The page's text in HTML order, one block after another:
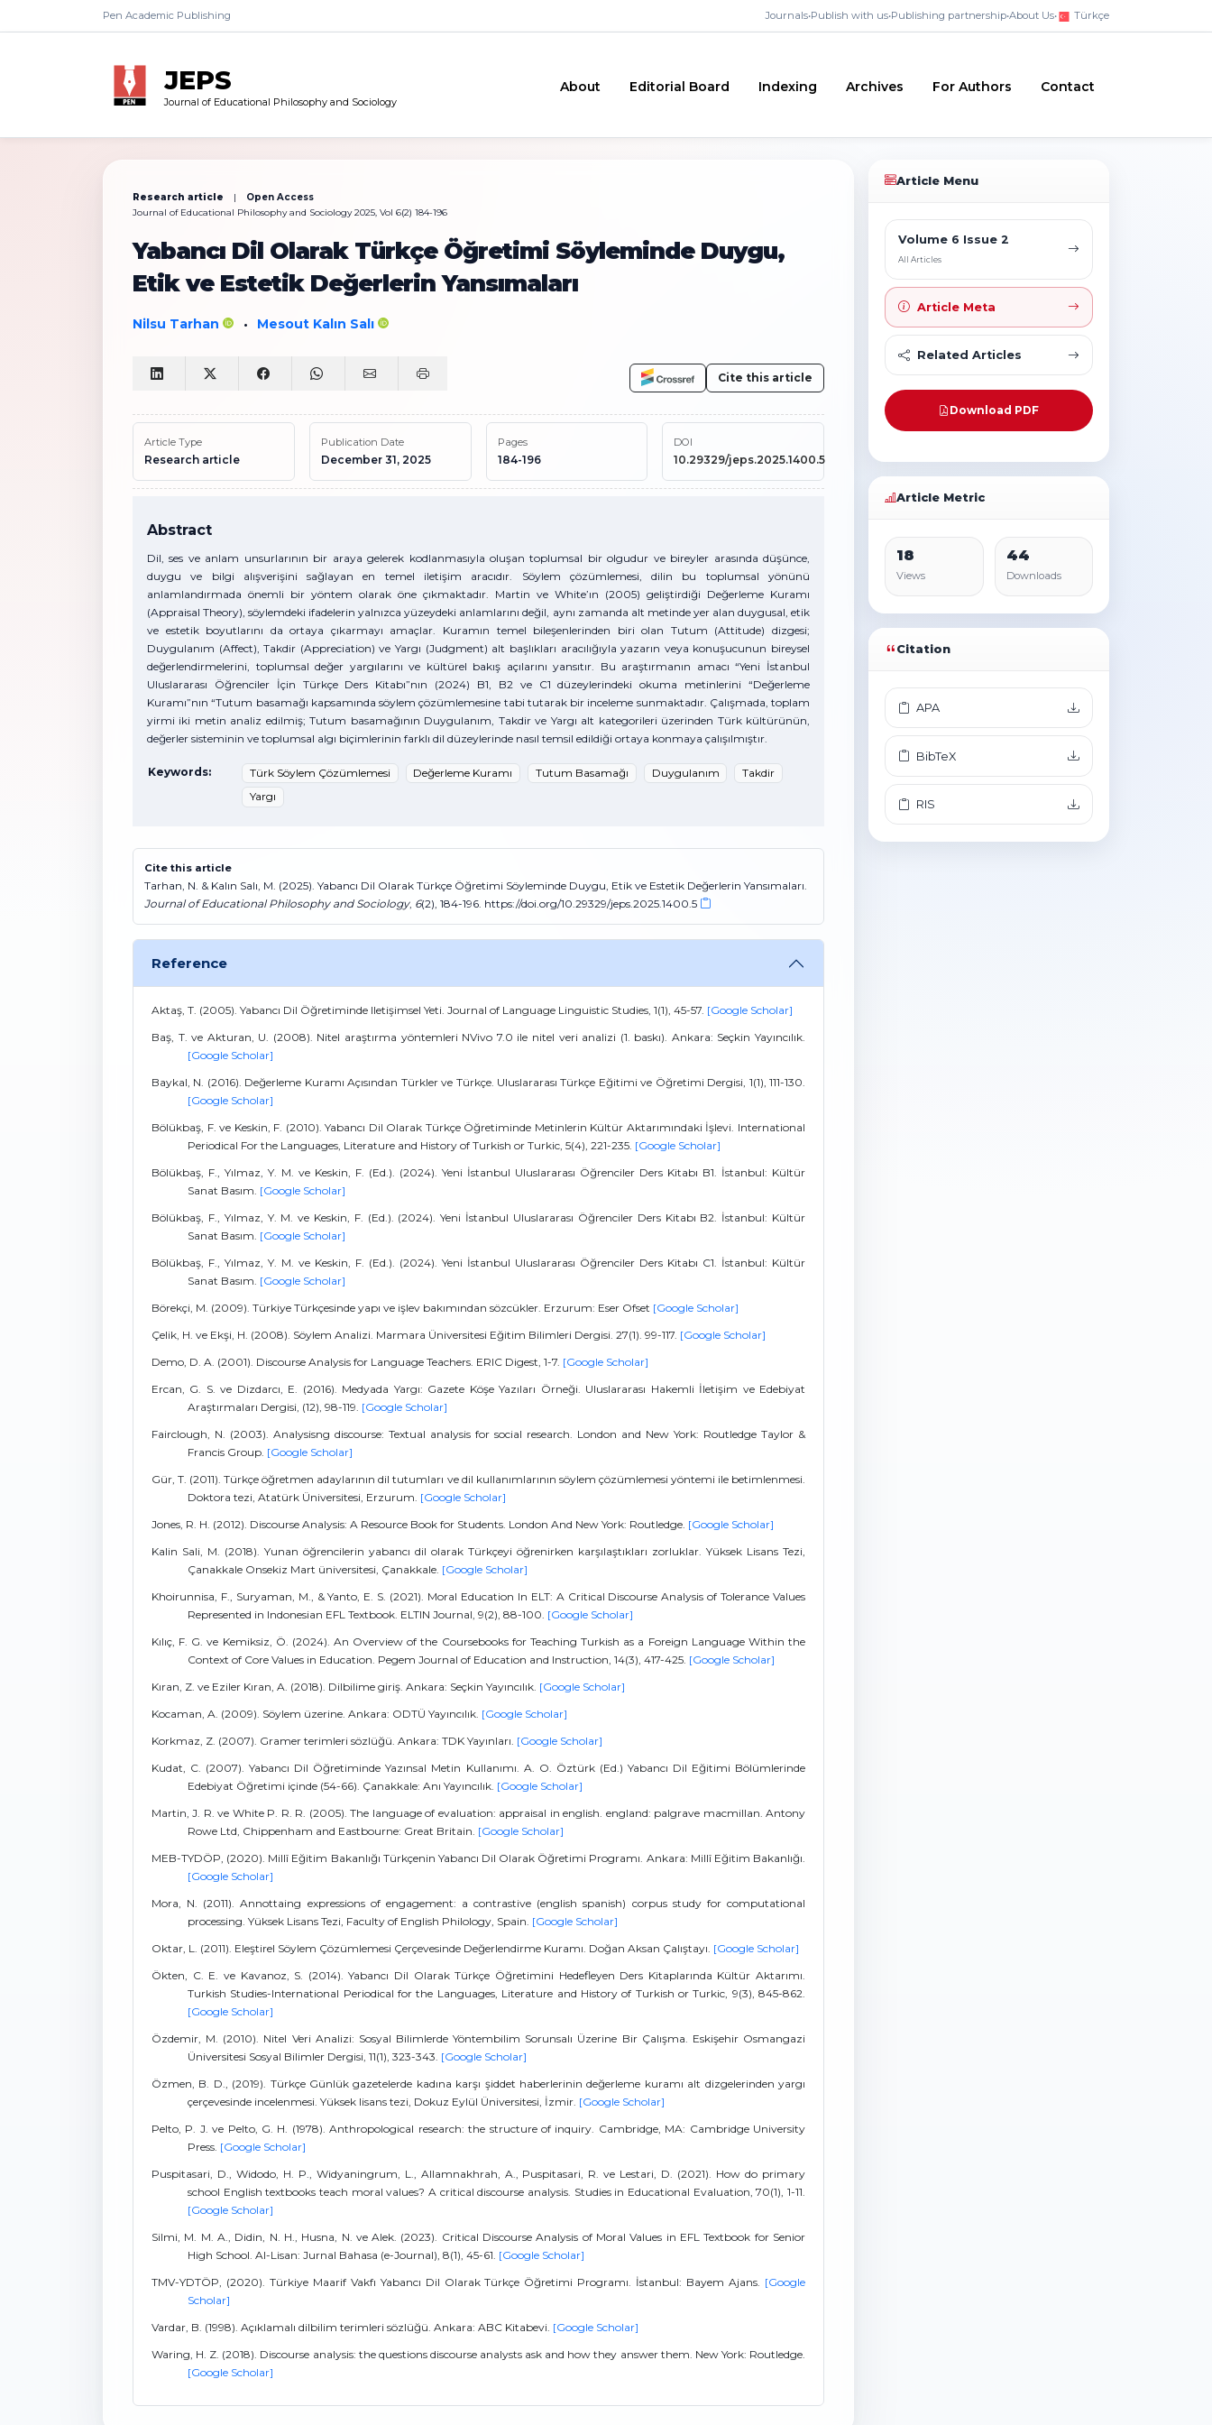
Pen Academic Publishing Journals•Publish with us•Publishing partnership•About Us• Türkçe
JEPS
Journal of Educational Philosophy and Sociology
About Editorial Board Indexing Archives For Authors Contact
Research article |
Open Access
Journal of Educational Philosophy and Sociology 2025, Vol 6(2) 184-196
Yabancı Dil Olarak Türkçe Öğretimi Söyleminde Duygu,
Etik ve Estetik Değerlerin Yansımaları
Nilsu Tarhan • Mesout Kalın Salı
Cite this article
Article Type
Research article
Publication Date
December 31, 2025
Pages
184-196
DOI
10.29329/jeps.2025.1400.5
Abstract
Dil, ses ve anlam unsurlarının bir araya gelerek kodlanmasıyla oluşan toplumsal bir olgudur ve bireyler arasında düşünce,
duygu ve bilgi alışverişini sağlayan en temel iletişim aracıdır. Söylem çözümlemesi, dilin bu toplumsal yönünü
anlamlandırmada önemli bir yöntem olarak öne çıkmaktadır. Martin ve White’ın (2005) geliştirdiği Değerleme Kuramı
(Appraisal Theory), söylemdeki ifadelerin yalnızca yüzeydeki anlamlarını değil, aynı zamanda alt metinde yer alan duygusal, etik
ve estetik boyutlarını da ortaya çıkarmayı amaçlar. Kuramın temel bileşenlerinden biri olan Tutum (Attitude) dizgesi;
Duygulanım (Affect), Takdir (Appreciation) ve Yargı (Judgment) alt başlıkları aracılığıyla yazarın veya konuşucunun bireysel
değerlendirmelerini, toplumsal değer yargılarını ve kültürel bakış açılarını yansıtır. Bu araştırmanın amacı “Yeni İstanbul
Uluslararası Öğrenciler İçin Türkçe Ders Kitabı”nın (2024) B1, B2 ve C1 düzeylerindeki okuma metinlerini “Değerleme
Kuramı”nın “Tutum basamağı kapsamında söylem çözümlemesine tabi tutarak bir inceleme sunmaktadır. Çalışmada, toplam
yirmi iki metin analiz edilmiş; Tutum basamağının Duygulanım, Takdir ve Yargı alt kategorileri üzerinden Türk kültürünün,
değerler sisteminin ve toplumsal algı biçimlerinin farklı dil düzeylerinde nasıl temsil edildiği ortaya konmaya çalışılmıştır.
Keywords: Türk Söylem Çözümlemesi Değerleme Kuramı Tutum Basamağı Duygulanım
Takdir
Yargı
Cite this article
Tarhan, N. & Kalın Salı, M. (2025). Yabancı Dil Olarak Türkçe Öğretimi Söyleminde Duygu, Etik ve Estetik Değerlerin Yansımaları.
Journal of Educational Philosophy and Sociology, 6(2), 184-196. https://doi.org/10.29329/jeps.2025.1400.5
Reference
Aktaş, T. (2005). Yabancı Dil Öğretiminde Iletişimsel Yeti. Journal of Language Linguistic Studies, 1(1), 45-57. [Google Scholar]
Baş, T. ve Akturan, U. (2008). Nitel araştırma yöntemleri NVivo 7.0 ile nitel veri analizi (1. baskı). Ankara: Seçkin Yayıncılık.
[Google Scholar]
Baykal, N. (2016). Değerleme Kuramı Açısından Türkler ve Türkçe. Uluslararası Türkçe Eğitimi ve Öğretimi Dergisi, 1(1), 111-130.
[Google Scholar]
Bölükbaş, F. ve Keskin, F. (2010). Yabancı Dil Olarak Türkçe Öğretiminde Metinlerin Kültür Aktarımındaki İşlevi. International
Periodical For the Languages, Literature and History of Turkish or Turkic, 5(4), 221-235. [Google Scholar]
Bölükbaş, F., Yılmaz, Y. M. ve Keskin, F. (Ed.). (2024). Yeni İstanbul Uluslararası Öğrenciler Ders Kitabı B1. İstanbul: Kültür
Sanat Basım. [Google Scholar]
Bölükbaş, F., Yılmaz, Y. M. ve Keskin, F. (Ed.). (2024). Yeni İstanbul Uluslararası Öğrenciler Ders Kitabı B2. İstanbul: Kültür
Sanat Basım. [Google Scholar]
Bölükbaş, F., Yılmaz, Y. M. ve Keskin, F. (Ed.). (2024). Yeni İstanbul Uluslararası Öğrenciler Ders Kitabı C1. İstanbul: Kültür
Sanat Basım. [Google Scholar]
Börekçi, M. (2009). Türkiye Türkçesinde yapı ve işlev bakımından sözcükler. Erzurum: Eser Ofset [Google Scholar]
Çelik, H. ve Ekşi, H. (2008). Söylem Analizi. Marmara Üniversitesi Eğitim Bilimleri Dergisi. 27(1). 99-117. [Google Scholar]
Demo, D. A. (2001). Discourse Analysis for Language Teachers. ERIC Digest, 1-7. [Google Scholar]
Ercan, G. S. ve Dizdarcı, E. (2016). Medyada Yargı: Gazete Köşe Yazıları Örneği. Uluslararası Hakemli İletişim ve Edebiyat
Araştırmaları Dergisi, (12), 98-119. [Google Scholar]
Fairclough, N. (2003). Analysisng discourse: Textual analysis for social research. London and New York: Routledge Taylor &
Francis Group. [Google Scholar]
Gür, T. (2011). Türkçe öğretmen adaylarının dil tutumları ve dil kullanımlarının söylem çözümlemesi yöntemi ile betimlenmesi.
Doktora tezi, Atatürk Üniversitesi, Erzurum. [Google Scholar]
Jones, R. H. (2012). Discourse Analysis: A Resource Book for Students. London And New York: Routledge. [Google Scholar]
Kalin Sali, M. (2018). Yunan öğrencilerin yabancı dil olarak Türkçeyi öğrenirken karşılaştıkları zorluklar. Yüksek Lisans Tezi,
Çanakkale Onsekiz Mart üniversitesi, Çanakkale. [Google Scholar]
Khoirunnisa, F., Suryaman, M., & Yanto, E. S. (2021). Moral Education In ELT: A Critical Discourse Analysis of Tolerance Values
Represented in Indonesian EFL Textbook. ELTIN Journal, 9(2), 88-100. [Google Scholar]
Kılıç, F. G. ve Kemiksiz, Ö. (2024). An Overview of the Coursebooks for Teaching Turkish as a Foreign Language Within the
Context of Core Values in Education. Pegem Journal of Education and Instruction, 14(3), 417-425. [Google Scholar]
Kıran, Z. ve Eziler Kıran, A. (2018). Dilbilime giriş. Ankara: Seçkin Yayıncılık. [Google Scholar]
Kocaman, A. (2009). Söylem üzerine. Ankara: ODTÜ Yayıncılık. [Google Scholar]
Korkmaz, Z. (2007). Gramer terimleri sözlüğü. Ankara: TDK Yayınları. [Google Scholar]
Kudat, C. (2007). Yabancı Dil Öğretiminde Yazınsal Metin Kullanımı. A. O. Öztürk (Ed.) Yabancı Dil Eğitimi Bölümlerinde
Edebiyat Öğretimi içinde (54-66). Çanakkale: Anı Yayıncılık. [Google Scholar]
Martin, J. R. ve White P. R. R. (2005). The language of evaluation: appraisal in english. england: palgrave macmillan. Antony
Rowe Ltd, Chippenham and Eastbourne: Great Britain. [Google Scholar]
MEB-TYDÖP, (2020). Millî Eğitim Bakanlığı Türkçenin Yabancı Dil Olarak Öğretimi Programı. Ankara: Millî Eğitim Bakanlığı.
[Google Scholar]
Mora, N. (2011). Annottaing expressions of engagement: a contrastive (english spanish) corpus study for computational
processing. Yüksek Lisans Tezi, Faculty of English Philology, Spain. [Google Scholar]
Oktar, L. (2011). Eleştirel Söylem Çözümlemesi Çerçevesinde Değerlendirme Kuramı. Doğan Aksan Çalıştayı. [Google Scholar]
Ökten, C. E. ve Kavanoz, S. (2014). Yabancı Dil Olarak Türkçe Öğretimini Hedefleyen Ders Kitaplarında Kültür Aktarımı.
Turkish Studies-International Periodical for the Languages, Literature and History of Turkish or Turkic, 9(3), 845-862.
[Google Scholar]
Özdemir, M. (2010). Nitel Veri Analizi: Sosyal Bilimlerde Yöntembilim Sorunsalı Üzerine Bir Çalışma. Eskişehir Osmangazi
Üniversitesi Sosyal Bilimler Dergisi, 11(1), 323-343. [Google Scholar]
Özmen, B. D., (2019). Türkçe Günlük gazetelerde kadına karşı şiddet haberlerinin değerleme kuramı alt dizgelerinden yargı
çerçevesinde incelenmesi. Yüksek lisans tezi, Dokuz Eylül Üniversitesi, İzmir. [Google Scholar]
Pelto, P. J. ve Pelto, G. H. (1978). Anthropological research: the structure of inquiry. Cambridge, MA: Cambridge University
Press. [Google Scholar]
Puspitasari, D., Widodo, H. P., Widyaningrum, L., Allamnakhrah, A., Puspitasari, R. ve Lestari, D. (2021). How do primary
school English textbooks teach moral values? A critical discourse analysis. Studies in Educational Evaluation, 70(1), 1-11.
[Google Scholar]
Silmi, M. M. A., Didin, N. H., Husna, N. ve Alek. (2023). Critical Discourse Analysis of Moral Values in EFL Textbook for Senior
High School. Al-Lisan: Jurnal Bahasa (e-Journal), 8(1), 45-61. [Google Scholar]
TMV-YDTÖP, (2020). Türkiye Maarif Vakfı Yabancı Dil Olarak Türkçe Öğretimi Programı. İstanbul: Bayem Ajans. [Google
Scholar]
Vardar, B. (1998). Açıklamalı dilbilim terimleri sözlüğü. Ankara: ABC Kitabevi. [Google Scholar]
Waring, H. Z. (2018). Discourse analysis: the questions discourse analysts ask and how they answer them. New York: Routledge.
[Google Scholar]
Article Menu
Volume 6 Issue 2
All Articles
Article Meta
Related Articles
Download PDF
Article Metric
18
Views
44
Downloads
Citation
APA
BibTeX
RIS